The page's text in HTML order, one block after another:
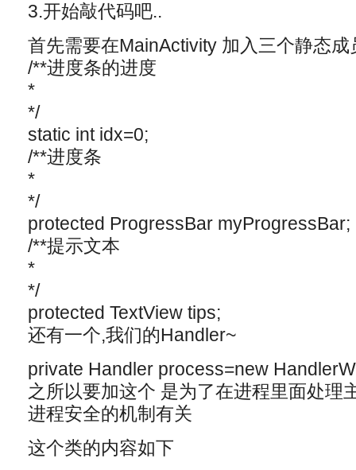
3.开始敲代码吧..
首先需要在MainActivity 加入三个静态成
/**进度条的进度
*
*/
static int idx=0;
/**进度条
*
*/
protected ProgressBar myProgressBar;
/**提示文本
*
*/
protected TextView tips;
还有一个,我们的Handler~
private Handler process=new
之所以要加这个 是为了在进程里面处理
进程安全的机制有关
这个类的内容如下